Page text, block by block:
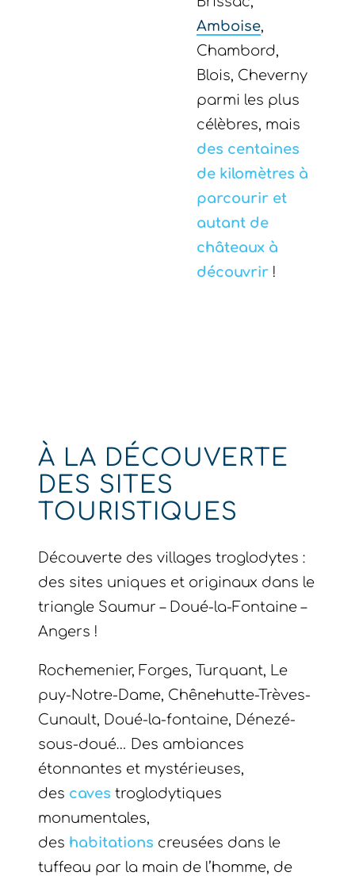
Amboise,
Chambord,
Blois, Cheverny
parmi les plus
célèbres, mais
des centaines
de kilomètres à
parcourir et
autant de
châteaux à
découvrir !
À LA DÉCOUVERTE
DES SITES
TOURISTIQUES
Découverte des villages troglodytes :
des sites uniques et originaux dans le
triangle Saumur – Doué-la-Fontaine –
Angers !
Rochemenier, Forges, Turquant, Le
puy-Notre-Dame, Chênehutte-Trèves-
Cunault, Doué-la-fontaine, Dénezé-
sous-doué… Des ambiances
étonnantes et mystérieuses,
des caves troglodytiques
monumentales,
des habitations creusées dans le
tuffeau par la main de l’homme, de